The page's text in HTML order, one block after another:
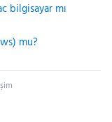
bilgisayar mı
mu?